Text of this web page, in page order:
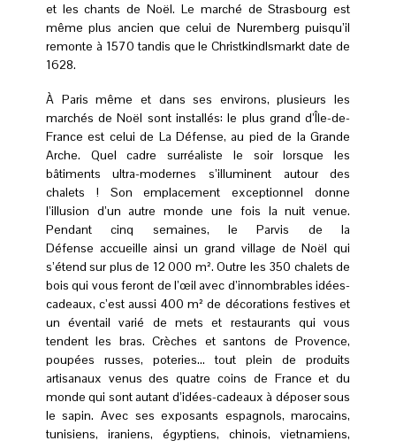
et les chants de Noël. Le marché de Strasbourg est
même plus ancien que celui de Nuremberg puisqu’il
remonte à 1570 tandis que le Christkindlsmarkt date de
1628.
À Paris même et dans ses environs, plusieurs les
marchés de Noël sont installés: le plus grand d’Île-de-
France est celui de La Défense, au pied de la Grande
Arche. Quel cadre surréaliste le soir lorsque les
bâtiments ultra-modernes s’illuminent autour des
chalets ! Son emplacement exceptionnel donne
l’illusion d’un autre monde une fois la nuit venue.
Pendant cinq semaines, le Parvis de la
Défense accueille ainsi un grand village de Noël qui
s’étend sur plus de 12 000 m². Outre les 350 chalets de
bois qui vous feront de l’œil avec d’innombrables idées-
cadeaux, c’est aussi 400 m² de décorations festives et
un éventail varié de mets et restaurants qui vous
tendent les bras. Crèches et santons de Provence,
poupées russes, poteries… tout plein de produits
artisanaux venus des quatre coins de France et du
monde qui sont autant d’idées-cadeaux à déposer sous
le sapin. Avec ses exposants espagnols, marocains,
tunisiens, iraniens, égyptiens, chinois, vietnamiens,